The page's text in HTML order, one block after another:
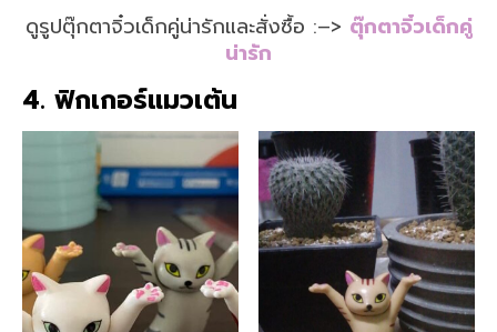
ดูรูปตุ๊กตาจิ๋วเด็กคู่น่ารักและสั่งซื้อ :–> ตุ๊กตาจิ๋วเด็กคู่
น่ารัก
4. ฟิกเกอร์แมวเต้น